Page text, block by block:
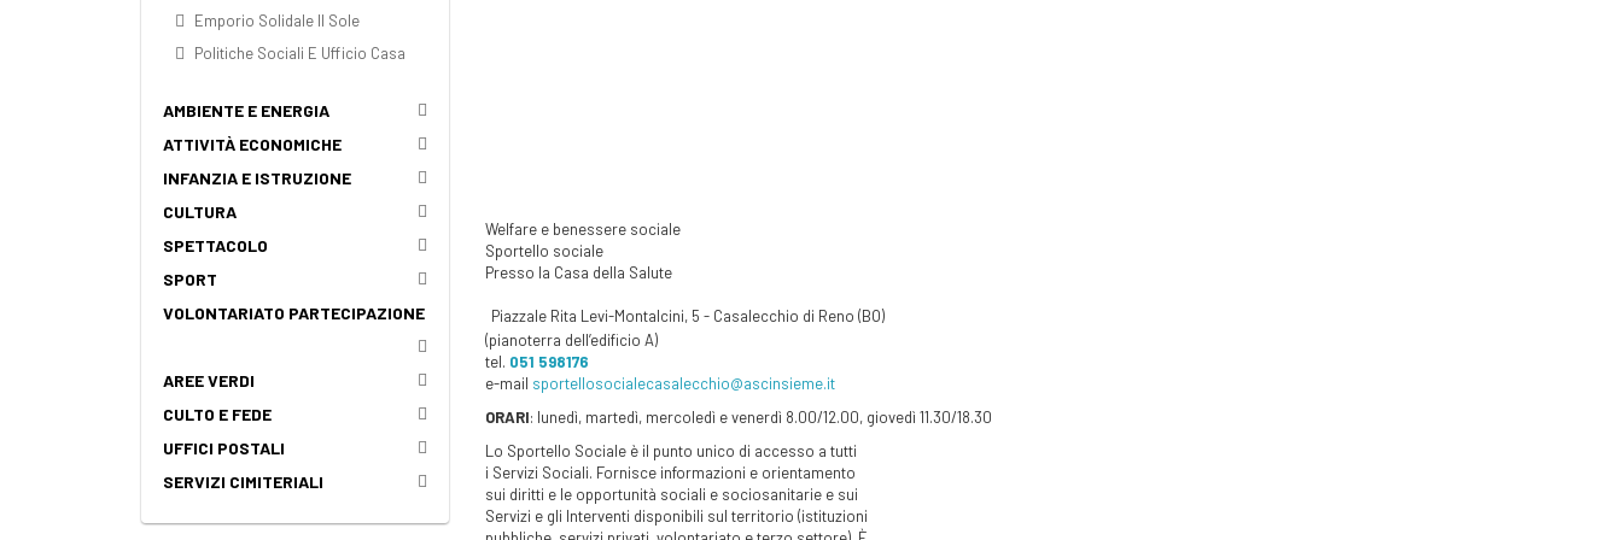
Emporio Solidale Il Sole
Politiche Sociali E Ufficio Casa
AMBIENTE E ENERGIA
ATTIVITÀ ECONOMICHE
INFANZIA E ISTRUZIONE
CULTURA
SPETTACOLO
SPORT
VOLONTARIATO PARTECIPAZIONE
AREE VERDI
CULTO E FEDE
UFFICI POSTALI
SERVIZI CIMITERIALI
Welfare e benessere sociale
Sportello sociale
Presso la Casa della Salute
Piazzale Rita Levi-Montalcini, 5 - Casalecchio di Reno (BO)
(pianoterra dell’edificio A)
tel. 051 598176
e-mail sportellosocialecasalecchio@ascinsieme.it
ORARI: lunedì, martedì, mercoledì e venerdì 8.00/12.00, giovedì 11.30/18.30
Lo Sportello Sociale è il punto unico di accesso a tutti
i Servizi Sociali. Fornisce informazioni e orientamento
sui diritti e le opportunità sociali e sociosanitarie e sui
Servizi e gli Interventi disponibili sul territorio (istituzioni